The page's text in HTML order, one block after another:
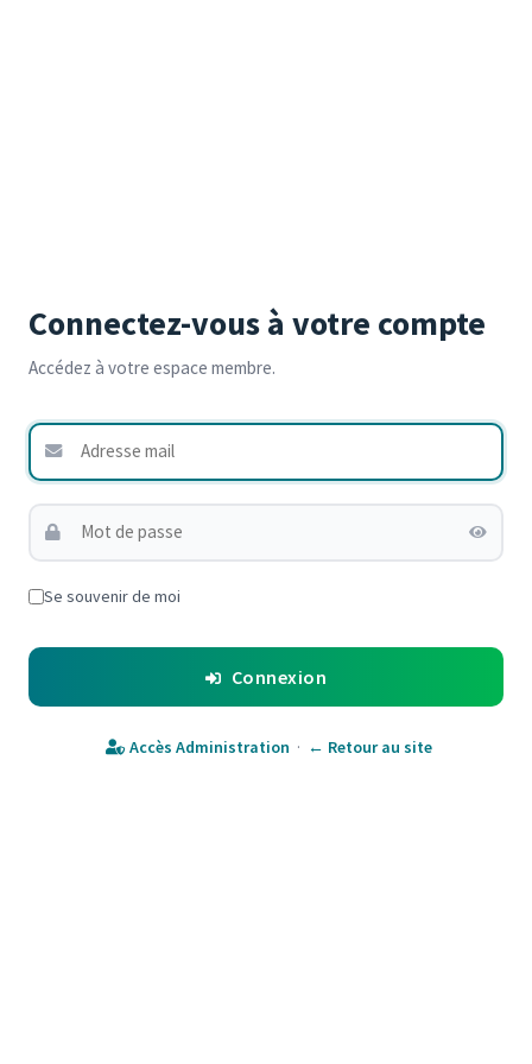
Connectez-vous à votre compte
Accédez à votre espace membre.
Se souvenir de moi
Connexion
Accès Administration · ← Retour au site